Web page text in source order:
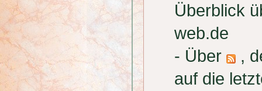
Überblick
web.de
- Über
,
auf die